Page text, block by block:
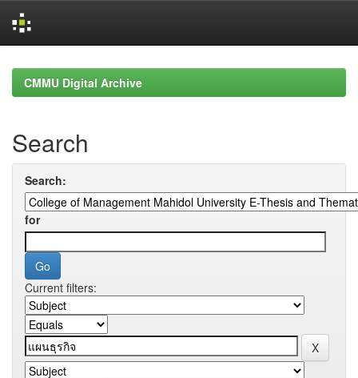
navigationCMMU Digital Archive
Search
Search:
for
Current filters: